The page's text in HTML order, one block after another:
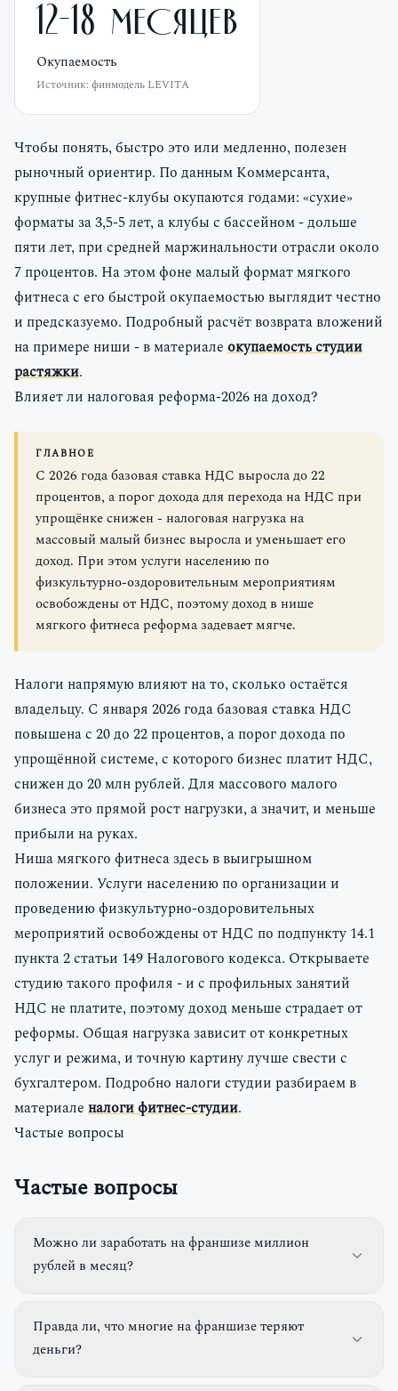
12-18 месяцев
Окупаемость
Источник: финмодель LEVITA
Чтобы понять, быстро это или медленно, полезен
рыночный ориентир. По данным Коммерсанта,
крупные фитнес-клубы окупаются годами: «сухие»
форматы за 3,5-5 лет, а клубы с бассейном - дольше
пяти лет, при средней маржинальности отрасли около
7 процентов. На этом фоне малый формат мягкого
фитнеса с его быстрой окупаемостью выглядит честно
и предсказуемо. Подробный расчёт возврата вложений
на примере ниши - в материале окупаемость студии
растяжки.
Влияет ли налоговая реформа-2026 на доход?
ГЛАВНОЕ
С 2026 года базовая ставка НДС выросла до 22
процентов, а порог дохода для перехода на НДС при
упрощёнке снижен - налоговая нагрузка на
массовый малый бизнес выросла и уменьшает его
доход. При этом услуги населению по
физкультурно-оздоровительным мероприятиям
освобождены от НДС, поэтому доход в нише
мягкого фитнеса реформа задевает мягче.
Налоги напрямую влияют на то, сколько остаётся
владельцу. С января 2026 года базовая ставка НДС
повышена с 20 до 22 процентов, а порог дохода по
упрощённой системе, с которого бизнес платит НДС,
снижен до 20 млн рублей. Для массового малого
бизнеса это прямой рост нагрузки, а значит, и меньше
прибыли на руках.
Ниша мягкого фитнеса здесь в выигрышном
положении. Услуги населению по организации и
проведению физкультурно-оздоровительных
мероприятий освобождены от НДС по подпункту 14.1
пункта 2 статьи 149 Налогового кодекса. Открываете
студию такого профиля - и с профильных занятий
НДС не платите, поэтому доход меньше страдает от
реформы. Общая нагрузка зависит от конкретных
услуг и режима, и точную картину лучше свести с
бухгалтером. Подробно налоги студии разбираем в
материале налоги фитнес-студии.
Частые вопросы
Частые вопросы
Можно ли заработать на франшизе миллион
рублей в месяц?
Правда ли, что многие на франшизе теряют
деньги?